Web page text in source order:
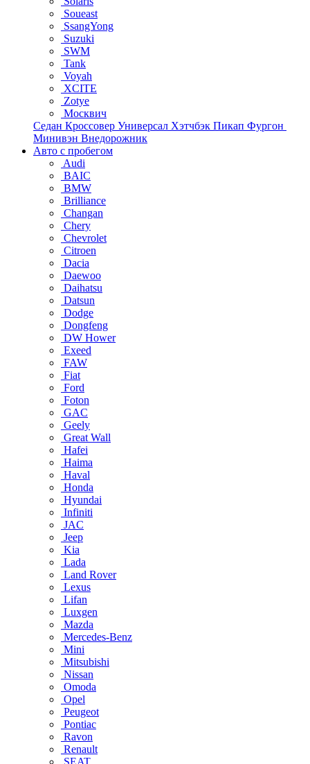
Soueast
SsangYong
Suzuki
SWM
Tank
Voyah
XCITE
Zotye
Москвич
Седан Кроссовер Универсал Хэтчбэк Пикап Фургон
Минивэн Внедорожник
Авто с пробегом
Audi
BAIC
BMW
Brilliance
Changan
Chery
Chevrolet
Citroen
Dacia
Daewoo
Daihatsu
Datsun
Dodge
Dongfeng
DW Hower
Exeed
FAW
Fiat
Ford
Foton
GAC
Geely
Great Wall
Hafei
Haima
Haval
Honda
Hyundai
Infiniti
JAC
Jeep
Kia
Lada
Land Rover
Lexus
Lifan
Luxgen
Mazda
Mercedes-Benz
Mini
Mitsubishi
Nissan
Omoda
Opel
Peugeot
Pontiac
Ravon
Renault
SEAT